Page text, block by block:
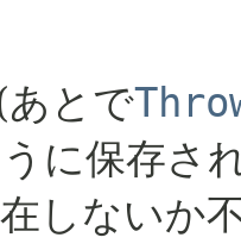
とで
に保存さ
しないか